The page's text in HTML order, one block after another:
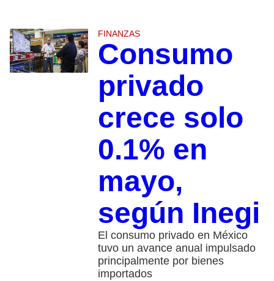
FINANZAS
Consumo
privado
crece solo
0.1% en
mayo,
según Inegi
El consumo privado en México
tuvo un avance anual impulsado
principalmente por bienes
importados